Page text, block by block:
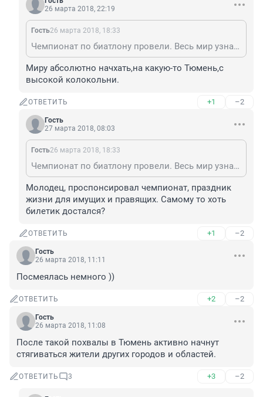
26 марта 2018, 22:19
Гость26 марта 2018, 18:33
Чемпионат по биатлону провели. Весь мир узнал о Тюмени. Особенно, когда некоторые спортсмены хотели байкотировать спортивные состязания в Тюмени.
Миру абсолютно начхать,на какую-то Тюмень,с
высокой колокольни.
ОТВЕТИТЬ +1 –2
Гость
27 марта 2018, 08:03
Гость26 марта 2018, 18:33
Чемпионат по биатлону провели. Весь мир узнал о Тюмени. Особенно, когда некоторые спортсмены хотели байкотировать спортивные состязания в Тюмени.
Молодец, проспонсировал чемпионат, праздник
жизни для имущих и правящих. Самому то хоть
билетик достался?
ОТВЕТИТЬ +1 –2
Гость
26 марта 2018, 11:11
Посмеялась немного ))
ОТВЕТИТЬ +2 –2
Гость
26 марта 2018, 11:08
После такой похвалы в Тюмень активно начнут
стягиваться жители других городов и областей.
ОТВЕТИТЬ 3 +3 –2